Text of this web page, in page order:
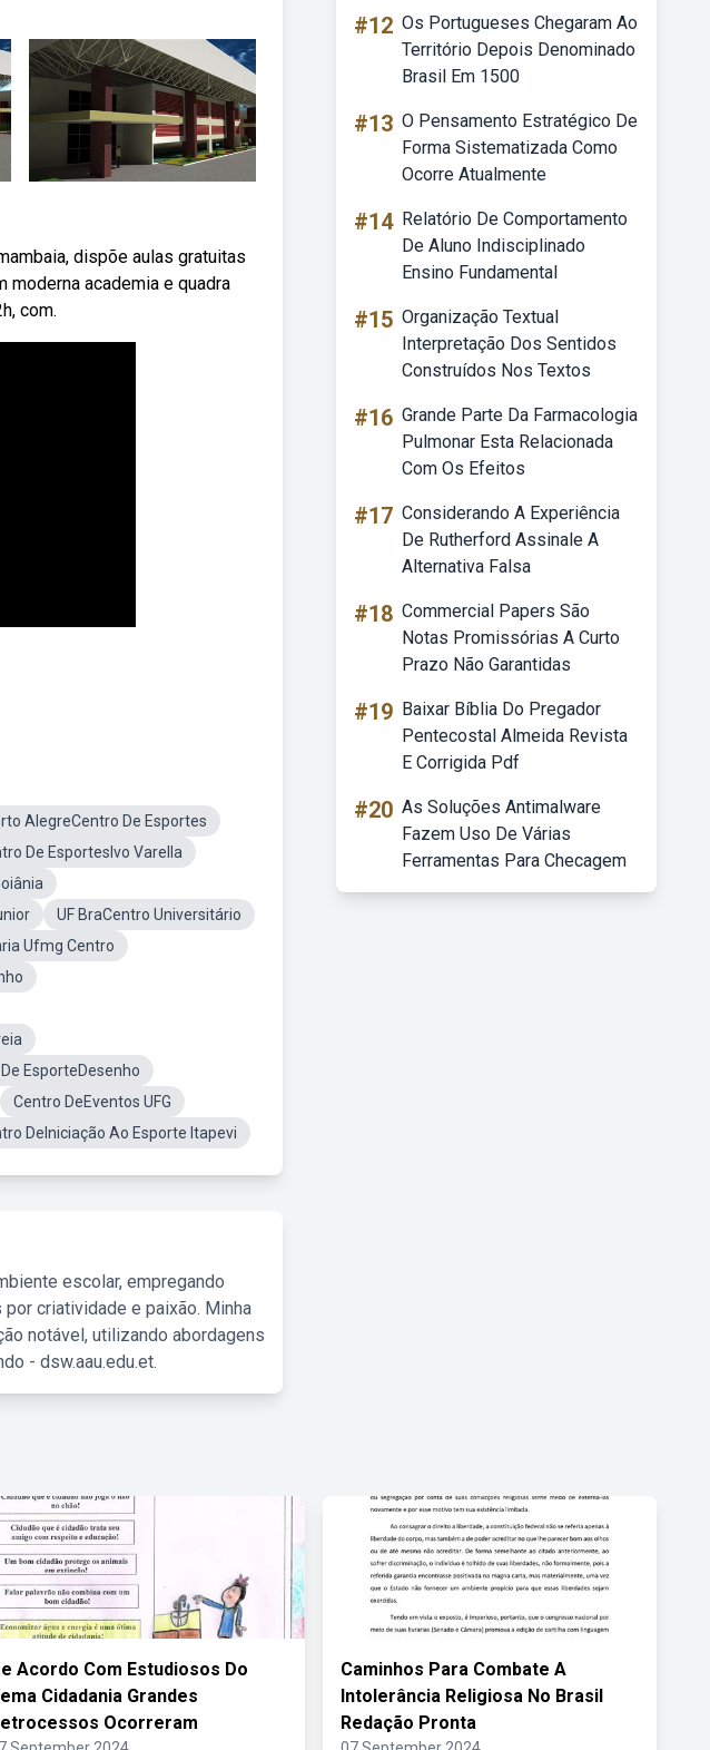
dispõe aulas gratuitas
academia e quadra
com.
AlegreCentro De Esportes
De EsportesIvo Varella
UF BraCentro Universitário
Ufmg Centro
EsporteDesenho
Centro DeEventos UFG
DeIniciação Ao Esporte Itapevi
escolar, empregando
criatividade e paixão. Minha
notável, utilizando abordagens
- dsw.aau.edu.et.
#12 Os Portugueses Chegaram Ao
Território Depois Denominado
Brasil Em 1500
#13 O Pensamento Estratégico De
Forma Sistematizada Como
Ocorre Atualmente
#14 Relatório De Comportamento
De Aluno Indisciplinado
Ensino Fundamental
#15 Organização Textual
Interpretação Dos Sentidos
Construídos Nos Textos
#16 Grande Parte Da Farmacologia
Pulmonar Esta Relacionada
Com Os Efeitos
#17 Considerando A Experiência
De Rutherford Assinale A
Alternativa Falsa
#18 Commercial Papers São
Notas Promissórias A Curto
Prazo Não Garantidas
#19 Baixar Bíblia Do Pregador
Pentecostal Almeida Revista
E Corrigida Pdf
#20 As Soluções Antimalware
Fazem Uso De Várias
Ferramentas Para Checagem
Acordo Com Estudiosos Do
Cidadania Grandes
Ocorreram
Caminhos Para Combate A
Intolerância Religiosa No Brasil
Redação Pronta